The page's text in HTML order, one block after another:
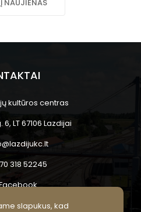
NAUJIENAS
kultūros centras
LT 67106 Lazdijai
318 52245
slapukus, kad